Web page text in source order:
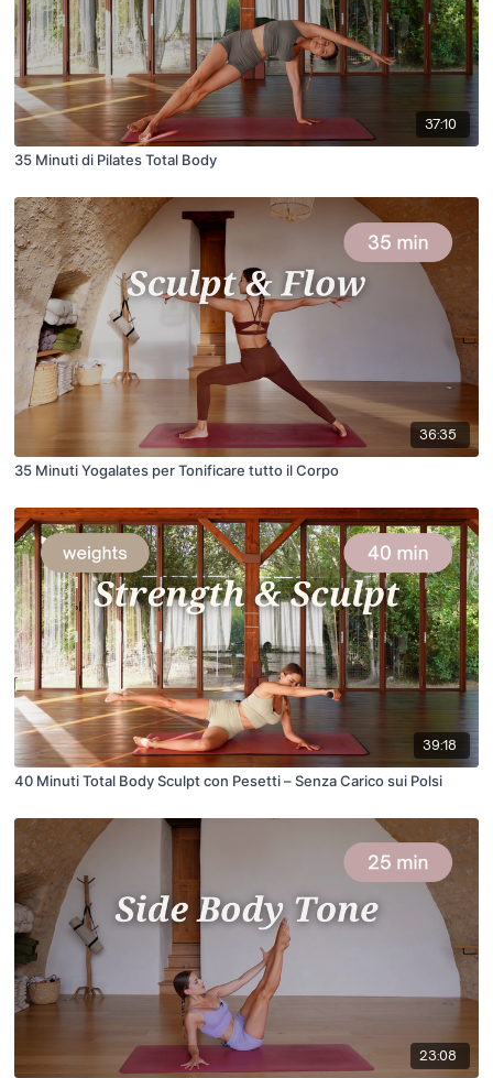
37:10
35 Minuti di Pilates Total Body
36:35
35 Minuti Yogalates per Tonificare tutto il Corpo
39:18
40 Minuti Total Body Sculpt con Pesetti – Senza Carico sui Polsi
23:08